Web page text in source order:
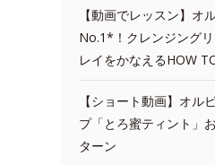
【動画でレッスン】オ
No.1*！クレンジング
レイをかなえるHOW
【ショート動画】オル
プ「とろ蜜ティント」
ターン